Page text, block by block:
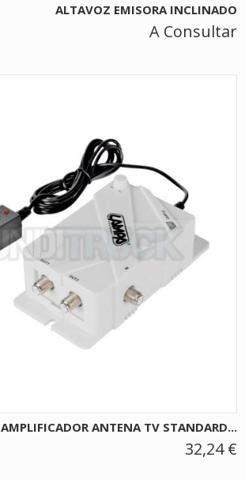
ALTAVOZ EMISORA INCLINADO
A Consultar
AMPLIFICADOR ANTENA TV STANDARD...
32,24 €